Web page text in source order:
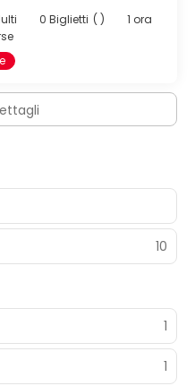
0 Biglietti ( )
1 ora
10
1
1